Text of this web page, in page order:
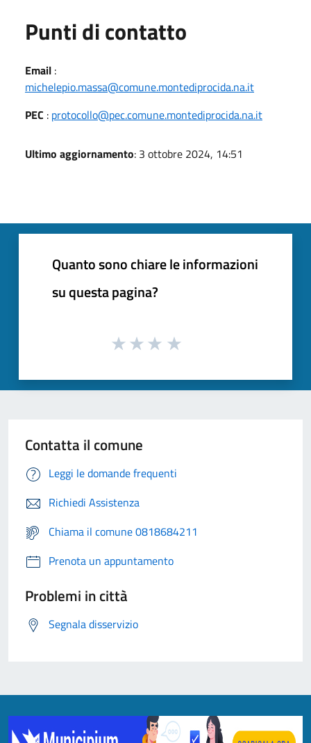
Punti di contatto
Email :
michelepio.massa@comune.montediprocida.na.it
PEC : protocollo@pec.comune.montediprocida.na.it
Ultimo aggiornamento: 3 ottobre 2024, 14:51
Quanto sono chiare le informazioni
su questa pagina?
Contatta il comune
Leggi le domande frequenti
Richiedi Assistenza
Chiama il comune 0818684211
Prenota un appuntamento
Problemi in città
Segnala disservizio